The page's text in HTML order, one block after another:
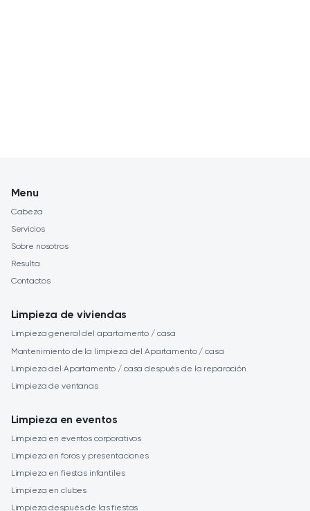
Menu
Cabeza
Servicios
Sobre nosotros
Resulta
Contactos
Limpieza de viviendas
Limpieza general del apartamento / casa
Mantenimiento de la limpieza del Apartamento / casa
Limpieza del Apartamento / casa después de la reparación
Limpieza de ventanas
Limpieza en eventos
Limpieza en eventos corporativos
Limpieza en foros y presentaciones
Limpieza en fiestas infantiles
Limpieza en clubes
Limpieza después de las fiestas